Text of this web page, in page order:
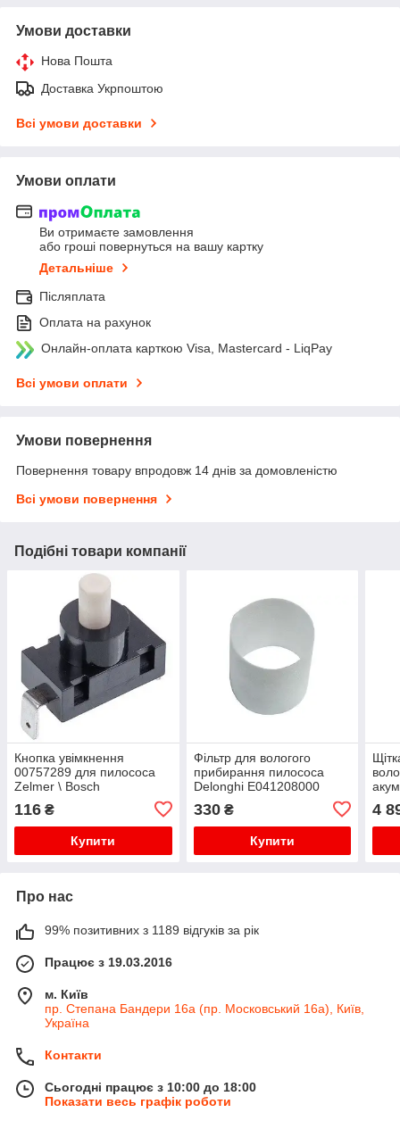
Умови доставки
Нова Пошта
Доставка Укрпоштою
Всі умови доставки
Умови оплати
Ви отримаєте замовлення
або гроші повернуться на вашу картку
Детальніше
Післяплата
Оплата на рахунок
Онлайн-оплата карткою Visa, Mastercard - LiqPay
Всі умови оплати
Умови повернення
Повернення товару впродовж 14 днів за домовленістю
Всі умови повернення
Подібні товари компанії
Кнопка увімкнення
00757289 для пилососа
Zelmer \ Bosch
116 ₴
Купити
Фільтр для вологого
прибирання пилососа
Delonghi E041208000
330₴
Купити
4
Про нас
99% позитивних з 1189 відгуків за рік
Працює з 19.03.2016
м. Київ
пр. Степана Бандери 16а (пр. Московський 16а), Київ,
Україна
Контакти
Сьогодні працює з 10:00 до 18:00
Показати весь графік роботи